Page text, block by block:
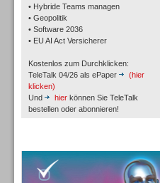
• Hybride Teams managen
• Geopolitik
• Software 2036
• EU AI Act Versicherer
Kostenlos zum Durchklicken:
TeleTalk 04/26 als ePaper
(hier
klicken)
Und
hier können Sie TeleTalk
bestellen oder abonnieren!
Workforce-Management